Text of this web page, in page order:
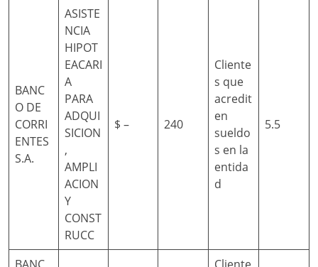
BANC
O DE
CORRI
ENTES
S.A.
ASISTE
NCIA
HIPOT
EACARI
A
PARA
ADQUI
SICION
,
AMPLI
ACION
Y
CONST
RUCC
$ – 240
Cliente
s que
acredit
en
sueldo
s en la
entida
d
5.5